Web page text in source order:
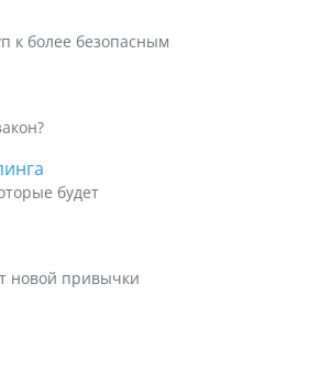
к более безопасным
будет
новой привычки